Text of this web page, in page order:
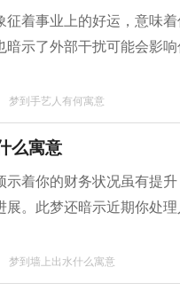
征着事业上的好运，意味
暗示了外部干扰可能会影
梦到手艺人有何寓意
么寓意
示着你的财务状况虽有提
展。此梦还暗示近期你处
梦到墙上出水什么寓意